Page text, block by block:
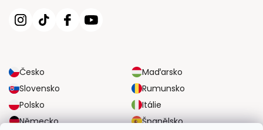
Česko
Maďarsko
Slovensko
Rumunsko
Polsko
Itálie
Německo
Španělsko